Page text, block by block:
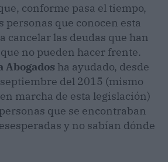
conforme pasa el tiempo,
personas que conocen esta
cancelar las deudas que han
no pueden hacer frente.
Abogados ha ayudado, desde
del 2015 (mismo
marcha de esta legislación)
que se encontraban
y no sabían dónde